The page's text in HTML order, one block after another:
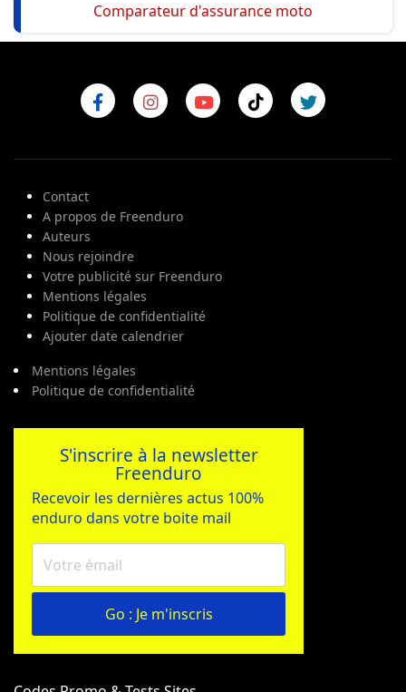
Comparateur d'assurance moto
Contact
A propos de Freenduro
Auteurs
Nous rejoindre
Votre publicité sur Freenduro
Mentions légales
Politique de confidentialité
Ajouter date calendrier
Mentions légales
Politique de confidentialité
S'inscrire à la newsletter
Freenduro
Recevoir les dernières actus 100%
enduro dans votre boite mail
Go : Je m'inscris